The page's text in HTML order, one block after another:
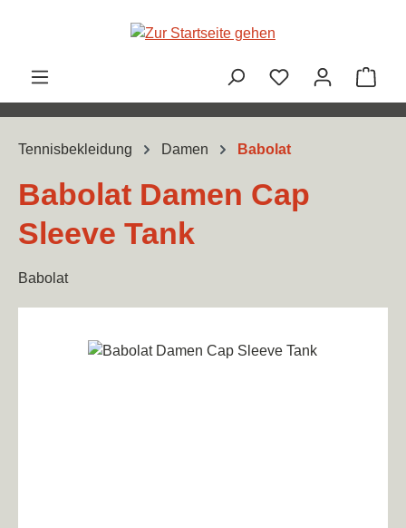
Zum Hauptinhalt springen
Tennisbekleidung Damen Babolat
Babolat Damen Cap
Sleeve Tank
Babolat
Bildergalerie überspringen